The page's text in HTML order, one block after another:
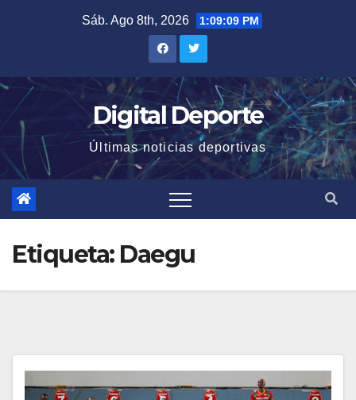
Sáb. Ago 8th, 2026 1:09:09 PM
Digital Deporte
Últimas noticias deportivas
Etiqueta: Daegu